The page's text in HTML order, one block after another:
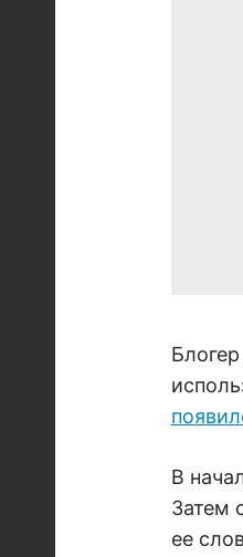
В
Затем
ее